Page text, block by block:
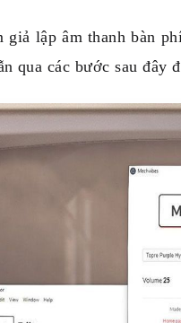
giả lập âm thanh bàn
qua các bước sau đây